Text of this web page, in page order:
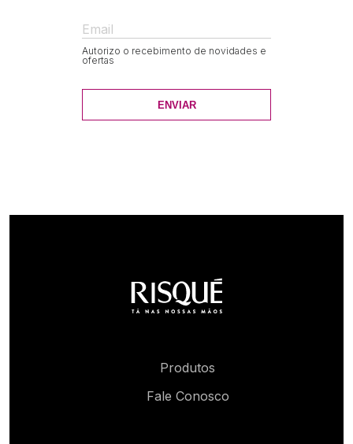
Email
Autorizo o recebimento de novidades e
ofertas
ENVIAR
Produtos
Fale Conosco